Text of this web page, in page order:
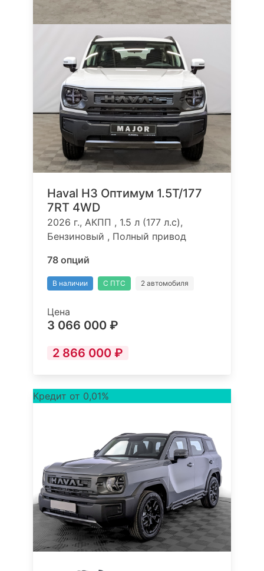
Haval H3 Оптимум 1.5T/177
7RT 4WD
2026 г., АКПП , 1.5 л (177 л.с),
Бензиновый , Полный привод
78 опций
В наличии С ПТС 2 автомобиля
Цена
3 066 000 ₽
2 866 000 ₽
Кредит от 0,01%